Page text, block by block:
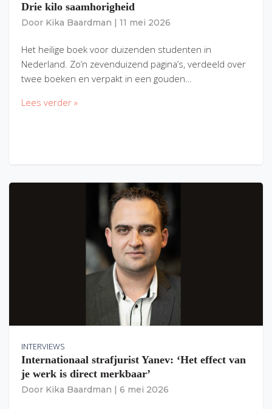
Drie kilo saamhorigheid
Door Kika Baardman 11 mei 2026
Het heilige boek voor duizenden studenten in
Nederland. Zo’n zevenduizend pagina’s, verdeeld over
twee boeken en verpakt in een gouden…
Lees verder »
INTERVIEWS
Internationaal strafjurist Yanev: ‘Het effect van
je werk is direct merkbaar’
Door Kika Baardman 6 mei 2026